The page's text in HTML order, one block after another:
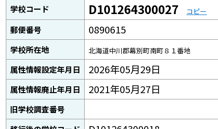
学校コード D101264300027 コピー
郵便番号 0890615
学校所在地 北海道中川郡幕別町南町８１番地
属性情報設定年月日 2026年05月29日
属性情報廃止年月日 2021年05月27日
旧学校調査番号